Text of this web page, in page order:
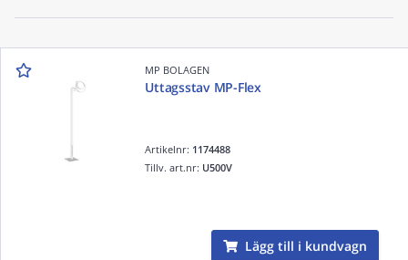
MP BOLAGEN
Uttagsstav MP-Flex
Artikelnr: 1174488
Tillv. art.nr: U500V
Lägg till i kundvagn